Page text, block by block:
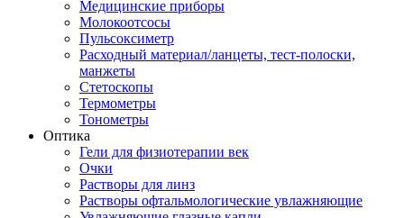
Медицинские приборы
Молокоотсосы
Пульсоксиметр
Расходный материал/ланцеты, тест-полоски,
манжеты
Стетоскопы
Термометры
Тонометры
Оптика
Гели для физиотерапии век
Очки
Растворы для линз
Растворы офтальмологические увлажняющие